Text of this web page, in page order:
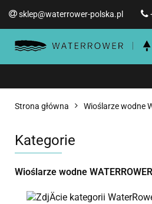
sklep@waterrower-polska.pl
Strona główna Wioślarze wodne
Kategorie
Wioślarze wodne WATERROWER